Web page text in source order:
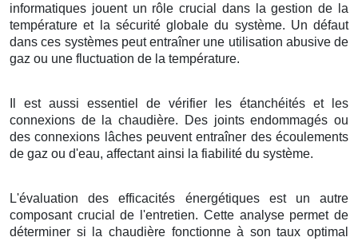
informatiques jouent un rôle crucial dans la gestion de la
température et la sécurité globale du système. Un défaut
dans ces systèmes peut entraîner une utilisation abusive de
gaz ou une fluctuation de la température.
Il est aussi essentiel de vérifier les étanchéités et les
connexions de la chaudière. Des joints endommagés ou
des connexions lâches peuvent entraîner des écoulements
de gaz ou d'eau, affectant ainsi la fiabilité du système.
L'évaluation des efficacités énergétiques est un autre
composant crucial de l'entretien. Cette analyse permet de
déterminer si la chaudière fonctionne à son taux optimal